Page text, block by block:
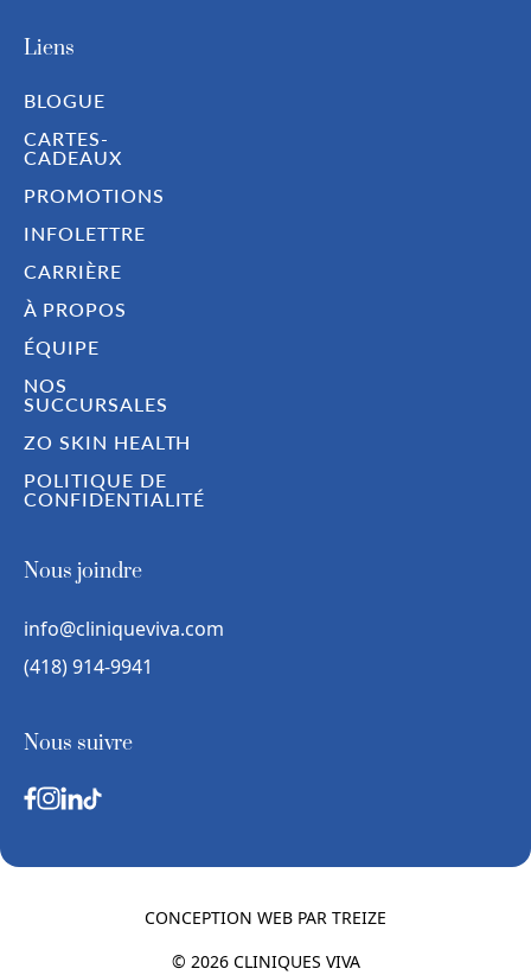
Liens
BLOGUE
CARTES-
CADEAUX
PROMOTIONS
INFOLETTRE
CARRIÈRE
À PROPOS
ÉQUIPE
NOS
SUCCURSALES
ZO SKIN HEALTH
POLITIQUE DE
CONFIDENTIALITÉ
Nous joindre
info@cliniqueviva.com
(418) 914-9941
Nous suivre
CONCEPTION WEB PAR TREIZE
© 2026 CLINIQUES VIVA